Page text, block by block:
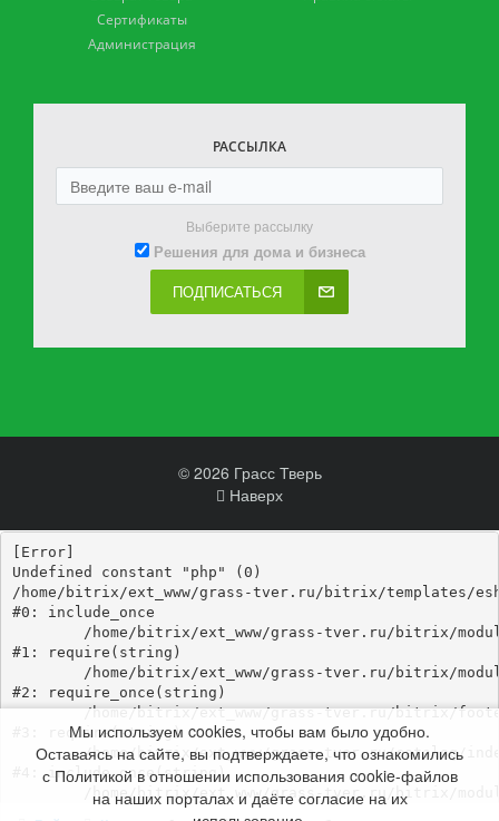
Сертификаты
Администрация
РАССЫЛКА
Выберите рассылку
Решения для дома и бизнеса
ПОДПИСАТЬСЯ
© 2026 Грасс Тверь
Наверх
Мы используем cookies, чтобы вам было удобно.
Оставаясь на сайте, вы подтверждаете, что ознакомились
с Политикой в отношении использования cookie-файлов
на наших порталах и даёте согласие на их
[Error]
Undefined constant "php" (0)
/home/bitrix/ext_www/grass-tver.ru/bitrix/templates/
#0: include_once
#1: require(string)
#2: require_once(string)
	/home/bitrix/ext_www/grass-tver.ru/bitrix/footer.php:4
#3: require(string)
	/home/bitrix/ext_www/grass-tver.ru/catalog/index.php:346
#4: include_once(string)
#5: include_once(string)